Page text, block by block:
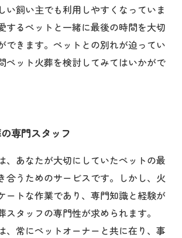
い飼い主でも利用しやすくなっていま
するペットと一緒に最後の時間を大切
できます。ペットとの別れが迫ってい
ペット火葬を検討してみてはいかがで
専門スタッフ
、あなたが大切にしていたペットの最
合うためのサービスです。しかし、火
ートな作業であり、専門知識と経験が
スタッフの専門性が求められます。
、常にペットオーナーと共に在り、事